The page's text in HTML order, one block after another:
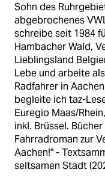
Sohn des
abgebrochenes
schreibe seit 1984
Hambacher Wald,
Lieblingsland
Lebe und arbeite
Radfahrer in
begleite ich taz-
Euregio Maas/
inkl. Brüssel.
Fahrradroman zur
Aachen!" -
seltsamen Stadt